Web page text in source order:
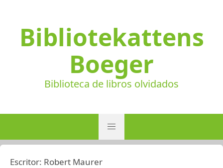
Bibliotekattens
Boeger
Biblioteca de libros olvidados
Escritor: Robert Maurer